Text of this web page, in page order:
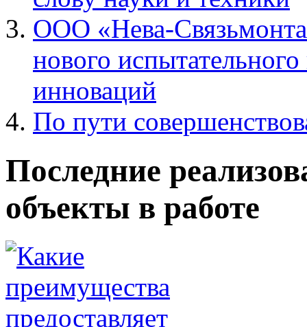
ООО «Нева-
нового
инноваций
По пути
Последние
объекты в работе